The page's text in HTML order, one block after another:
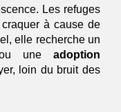
Les refuges
à cause de
une adoption
loin du bruit des